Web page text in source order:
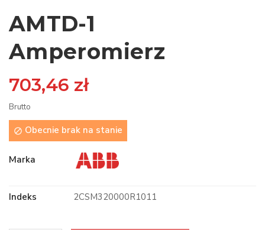
AMTD-1
Amperomierz
703,46 zł
Brutto
 Obecnie brak na stanie
Marka
Indeks 2CSM320000R1011